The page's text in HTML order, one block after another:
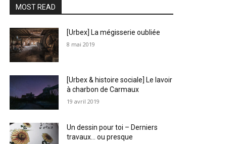
MOST READ
[Urbex] La mégisserie oubliée
8 mai 2019
[Urbex & histoire sociale] Le lavoir
à charbon de Carmaux
19 avril 2019
Un dessin pour toi – Derniers
travaux… ou presque